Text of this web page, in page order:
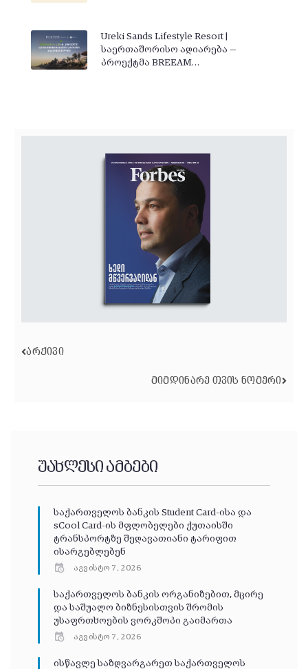
Ureki Sands Lifestyle Resort |
საერთაშორისო აღიარება —
პროექტმა BREEAM…
ᲐᲠᲥᲘᲕᲘ
ᲛᲘᲛᲓᲘᲜᲐᲠᲔ ᲗᲕᲘᲡ ᲜᲝᲛᲔᲠᲘ
უახლესი ამბები
საქართველოს ბანკის Student Card-ისა და
sCool Card-ის მფლობელები ქუთაისში
ტრანსპორტზე შეღავათიანი ტარიფით
ისარგებლებენ
აგვისტო 7, 2026
საქართველოს ბანკის ორგანიზებით, მცირე
და საშუალო ბიზნესისთვის შრომის
უსაფრთხოების ვორკშოპი გაიმართა
აგვისტო 7, 2026
ისწავლე საზღვარგარეთ საქართველოს